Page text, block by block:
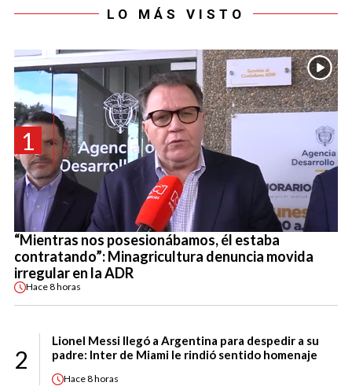
LO MÁS VISTO
1
“Mientras nos posesionábamos, él estaba
contratando”: Minagricultura denuncia movida
irregular en la ADR
Hace8 horas
2
Lionel Messi llegó a Argentina para despedir a su
padre: Inter de Miami le rindió sentido homenaje
Hace8 horas